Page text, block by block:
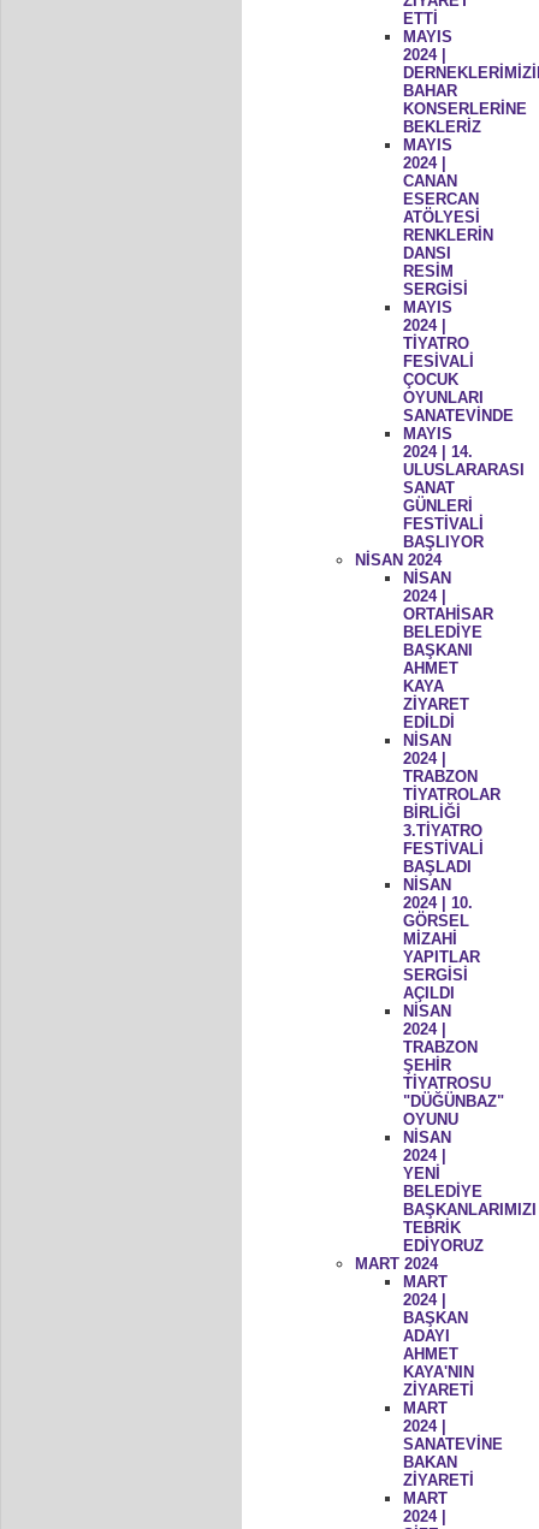
ETTİ
MAYIS
2024 |
BAHAR
KONSERLERİNE
BEKLERİZ
MAYIS
2024 |
CANAN
ESERCAN
ATÖLYESİ
RENKLERİN
DANSI
RESİM
SERGİSİ
MAYIS
2024 |
TİYATRO
FESİVALİ
ÇOCUK
OYUNLARI
SANATEVİNDE
MAYIS
2024 | 14.
ULUSLARARASI
SANAT
GÜNLERİ
FESTİVALİ
BAŞLIYOR
NİSAN 2024
NİSAN
2024 |
ORTAHİSAR
BELEDİYE
BAŞKANI
AHMET
KAYA
ZİYARET
EDİLDİ
NİSAN
2024 |
TRABZON
TİYATROLAR
BİRLİĞİ
3.TİYATRO
FESTİVALİ
BAŞLADI
NİSAN
2024 | 10.
GÖRSEL
MİZAHİ
YAPITLAR
SERGİSİ
AÇILDI
NİSAN
2024 |
TRABZON
ŞEHİR
TİYATROSU
"DÜĞÜNBAZ"
OYUNU
NİSAN
2024 |
YENİ
BELEDİYE
BAŞKANLARIMIZI
TEBRİK
EDİYORUZ
MART 2024
MART
2024 |
BAŞKAN
ADAYI
AHMET
KAYA'NIN
ZİYARETİ
MART
2024 |
SANATEVİNE
BAKAN
ZİYARETİ
MART
2024 |